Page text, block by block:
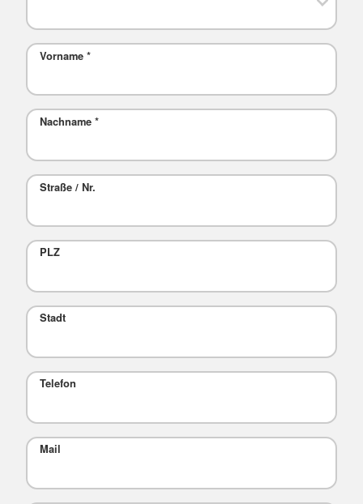
Vorname *
Nachname *
Straße / Nr.
PLZ
Stadt
Telefon
Mail